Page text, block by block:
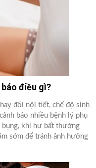
điều gì?
đổi nội tiết, chế độ sinh
báo nhiều bệnh lý phụ
bụng, khí hư bất thường
sớm để tránh ảnh hưởng